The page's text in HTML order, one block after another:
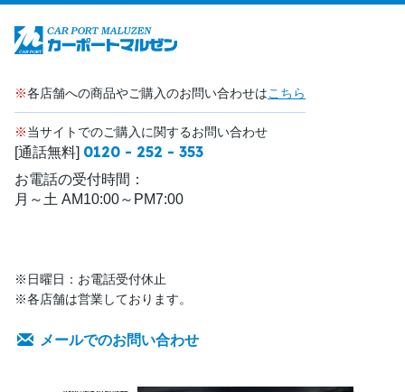
※各店舗への商品やご購入のお問い合わせはこちら
※当サイトでのご購入に関するお問い合わせ
[通話無料] 0120 - 252 - 353
お電話の受付時間：
月～土 AM10:00～PM7:00
※日曜日：お電話受付休止
※各店舗は営業しております。
メールでのお問い合わせ